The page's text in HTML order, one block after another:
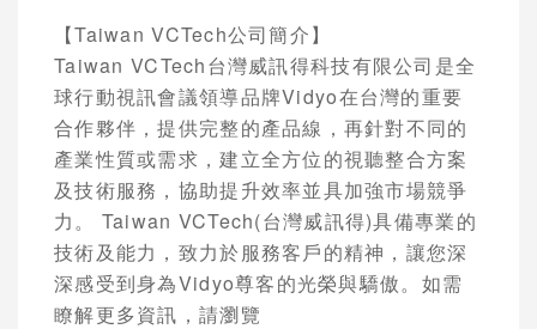
【Taiwan VCTech公司簡介】
Taiwan VCTech台灣威訊得科技有限公司是全
球行動視訊會議領導品牌Vidyo在台灣的重要
合作夥伴，提供完整的產品線，再針對不同的
產業性質或需求，建立全方位的視聽整合方案
及技術服務，協助提升效率並具加強市場競爭
力。
Taiwan VCTech(台灣威訊得)具備專業的
技術及能力，致力於服務客戶的精神，讓您深
深感受到身為Vidyo尊客的光榮與驕傲。如需
瞭解更多資訊，請瀏覽